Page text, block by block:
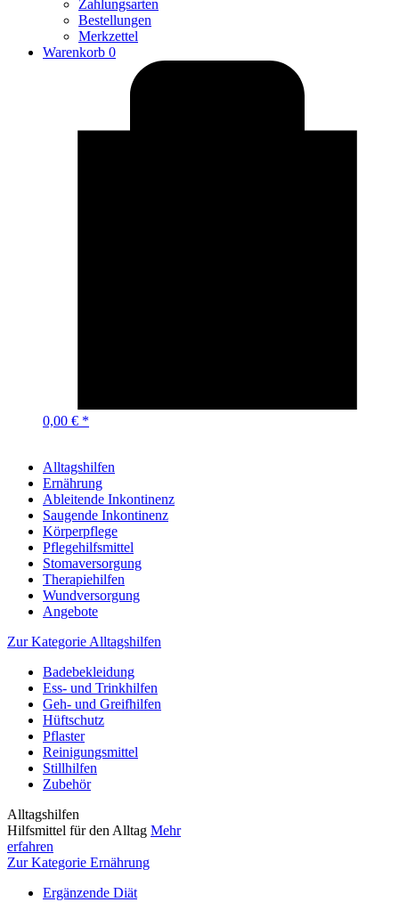
Zahlungsarten
Bestellungen
Merkzettel
Warenkorb 0
0,00 € *
Alltagshilfen
Ernährung
Ableitende Inkontinenz
Saugende Inkontinenz
Körperpflege
Pflegehilfsmittel
Stomaversorgung
Therapiehilfen
Wundversorgung
Angebote
Zur Kategorie Alltagshilfen
Badebekleidung
Ess- und Trinkhilfen
Geh- und Greifhilfen
Hüftschutz
Pflaster
Reinigungsmittel
Stillhilfen
Zubehör
Alltagshilfen
Hilfsmittel für den Alltag Mehr
erfahren
Zur Kategorie Ernährung
Ergänzende Diät